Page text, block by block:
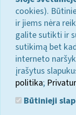
cookies).
ir jiems nėra
galite sutikti ir
sutikimą bet
interneto
įrašytus
politika;
Būtinieji